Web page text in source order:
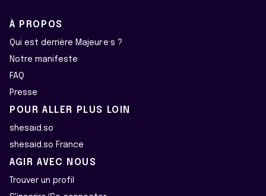
À PROPOS
Qui est derrière Majeur·e·s ?
Notre manifeste
FAQ
Presse
POUR ALLER PLUS LOIN
shesaid.so
shesaid.so France
AGIR AVEC NOUS
Trouver un profil